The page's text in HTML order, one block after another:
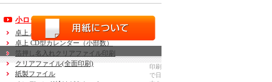
小ロットオンデマンド商品
卓上 ハガキ型カレンダー（小部数）
卓上 CD型カレンダー（小部数）
箔押し名入れクリアファイル印刷
クリアファイル(全面印刷)
紙製ファイル
印刷
で日